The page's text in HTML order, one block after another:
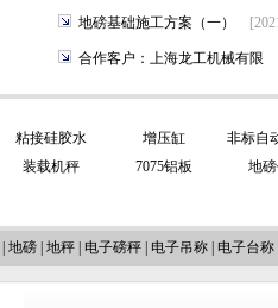
地磅基础施工方案（一）
合作客户：上海龙工机械有限
粘接硅胶水 增压缸
非标自
装载机秤 7075铝板 地
地磅 地秤 电子磅秤 电子吊称 电子台称